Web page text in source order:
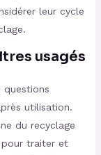
leur cycle
usagés
questions
utilisation.
du recyclage
traiter et